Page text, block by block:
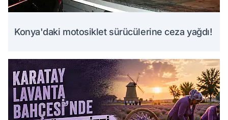
Konya'daki motosiklet sürücülerine ceza yağdı!